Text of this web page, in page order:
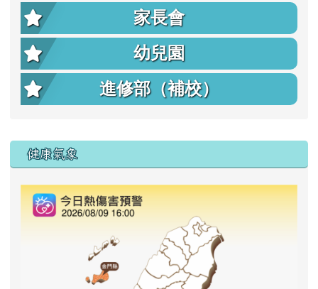
家長會
幼兒園
進修部（補校）
右邊區域內容
健康氣象